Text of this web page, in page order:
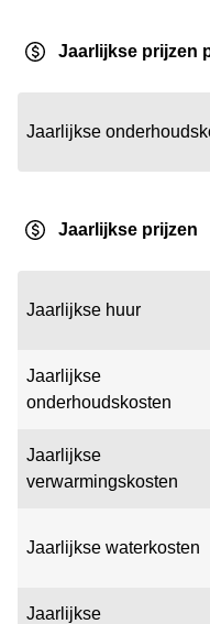
Jaarlijkse prijzen
Jaarlijkse
Jaarlijkse prijzen
Jaarlijkse huur
Jaarlijkse
onderhoudskosten
Jaarlijkse
verwarmingskosten
Jaarlijkse waterkosten
Jaarlijkse